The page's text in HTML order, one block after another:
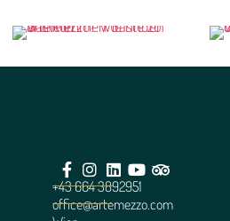
+43 664 3892951
office@artemezzo.com